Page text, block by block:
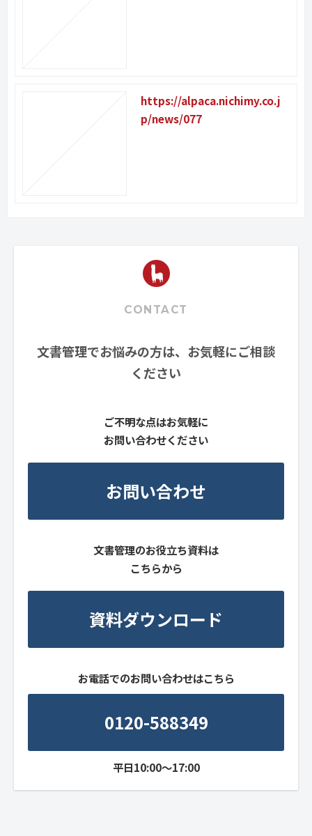
https://alpaca.nichimy.co.j
p/news/077
CONTACT
文書管理でお悩みの方は、お気軽にご相談
ください
ご不明な点はお気軽に
お問い合わせください
お問い合わせ
文書管理のお役立ち資料は
こちらから
資料ダウンロード
お電話でのお問い合わせはこちら
0120-588349
平日10:00～17:00